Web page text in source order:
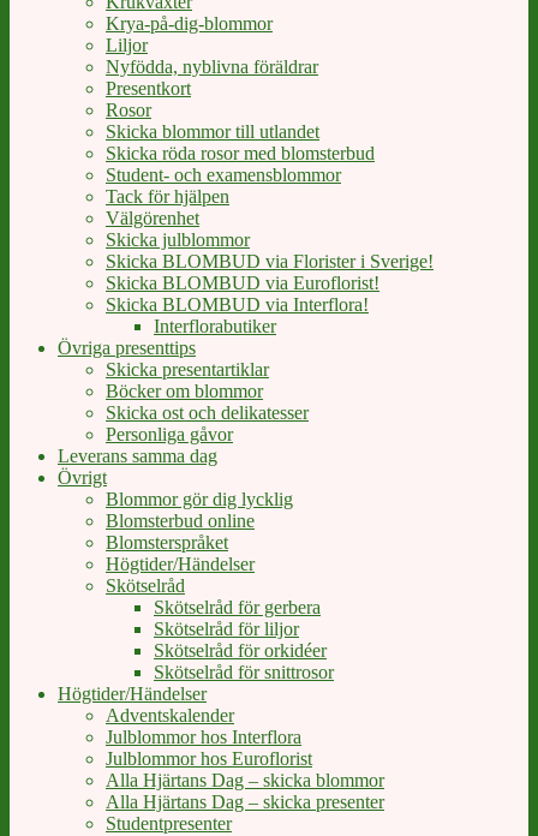
Krya-på-dig-blommor
Liljor
Nyfödda, nyblivna föräldrar
Presentkort
Rosor
Skicka blommor till utlandet
Skicka röda rosor med blomsterbud
Student- och examensblommor
Tack för hjälpen
Välgörenhet
Skicka julblommor
Skicka BLOMBUD via Florister i Sverige!
Skicka BLOMBUD via Euroflorist!
Skicka BLOMBUD via Interflora!
Interflorabutiker
Övriga presenttips
Skicka presentartiklar
Böcker om blommor
Skicka ost och delikatesser
Personliga gåvor
Leverans samma dag
Övrigt
Blommor gör dig lycklig
Blomsterbud online
Blomsterspråket
Högtider/Händelser
Skötselråd
Skötselråd för gerbera
Skötselråd för liljor
Skötselråd för orkidéer
Skötselråd för snittrosor
Högtider/Händelser
Adventskalender
Julblommor hos Interflora
Julblommor hos Euroflorist
Alla Hjärtans Dag – skicka blommor
Alla Hjärtans Dag – skicka presenter
Studentpresenter